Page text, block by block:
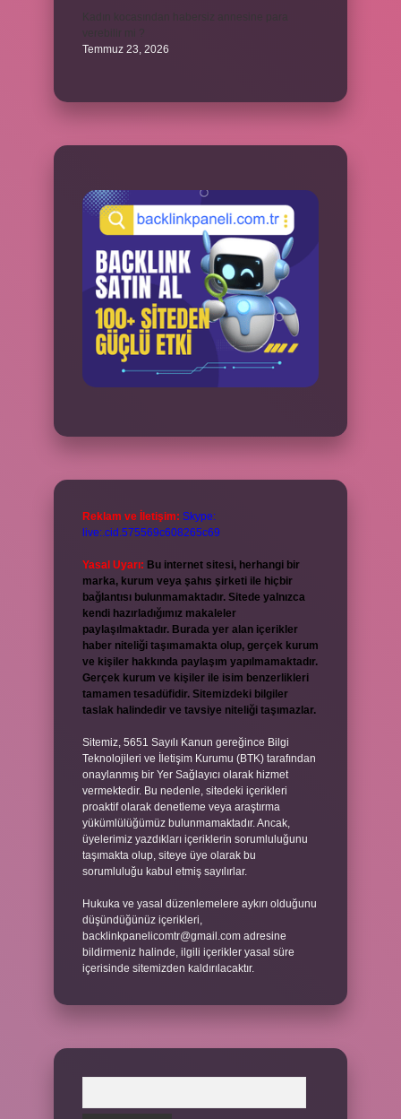
Kadın kocasından habersiz annesine para
Temmuz 23, 2026
Reklam ve İletişim: Skype:
live:.cid.575569c608265c69
Yasal Uyarı: Bu internet sitesi, herhangi bir
marka, kurum veya şahıs şirketi ile hiçbir
bağlantısı bulunmamaktadır. Sitede yalnızca
kendi hazırladığımız makaleler
paylaşılmaktadır. Burada yer alan içerikler
haber niteliği taşımamakta olup, gerçek kurum
ve kişiler hakkında paylaşım yapılmamaktadır.
Gerçek kurum ve kişiler ile isim benzerlikleri
tamamen tesadüfidir. Sitemizdeki bilgiler
taslak halindedir ve tavsiye niteliği taşımazlar.
Sitemiz, 5651 Sayılı Kanun gereğince Bilgi
Teknolojileri ve İletişim Kurumu (BTK) tarafından
onaylanmış bir Yer Sağlayıcı olarak hizmet
vermektedir. Bu nedenle, sitedeki içerikleri
proaktif olarak denetleme veya araştırma
yükümlülüğümüz bulunmamaktadır. Ancak,
üyelerimiz yazdıkları içeriklerin sorumluluğunu
taşımakta olup, siteye üye olarak bu
sorumluluğu kabul etmiş sayılırlar.
Hukuka ve yasal düzenlemelere aykırı olduğunu
düşündüğünüz içerikleri,
backlinkpanelicomtr@gmail.com adresine
bildirmeniz halinde, ilgili içerikler yasal süre
içerisinde sitemizden kaldırılacaktır.